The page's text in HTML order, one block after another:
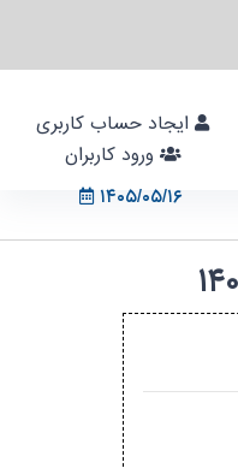
۱۴۰۵/۰۵/۱۶